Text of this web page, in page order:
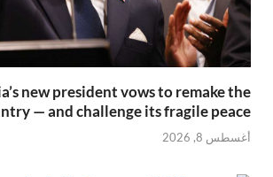
new president vows to remake the
— and challenge its fragile peace
أغسطس 8, 2026